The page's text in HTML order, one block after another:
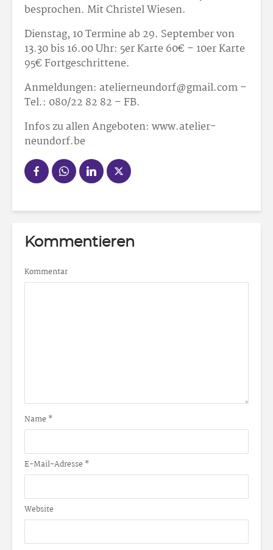
besprochen. Mit Christel Wiesen.
Dienstag, 10 Termine ab 29. September von
13.30 bis 16.00 Uhr: 5er Karte 60€ – 10er Karte
95€ Fortgeschrittene.
Anmeldungen: atelierneundorf@gmail.com –
Tel.: 080/22 82 82 – FB.
Infos zu allen Angeboten: www.atelier-
neundorf.be
Kommentieren
Kommentar
Name *
E-Mail-Adresse *
Website